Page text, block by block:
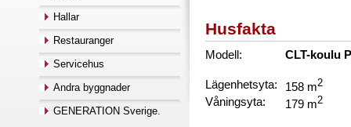
Hallar
Restauranger
Servicehus
Andra byggnader
GENERATION Sverige.
Husfakta
Modell: CLT-koulu
Lägenhetsyta: 158 m2
Våningsyta: 179 m2